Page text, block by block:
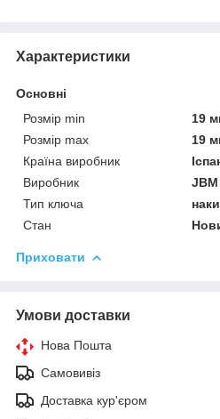
Характеристики
Основні
Розмір min
19
Розмір max
19
Країна виробник
Виробник
JBM
Тип ключа
Стан
Приховати
Умови доставки
Нова Пошта
Самовивіз
Доставка кур'єром